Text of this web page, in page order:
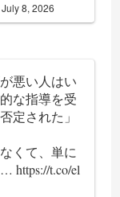
July 8, 2026
悪い人はい
な指導を受
定された」
くて、単に
https://t.co/el